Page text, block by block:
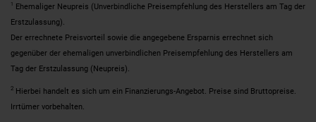
1 Ehemaliger Neupreis (Unverbindliche Preisempfehlung des Herstellers am Tag der
Erstzulassung).
Der errechnete Preisvorteil sowie die angegebene Ersparnis errechnet sich
gegenüber der ehemaligen unverbindlichen Preisempfehlung des Herstellers am
Tag der Erstzulassung (Neupreis).
2 Hierbei handelt es sich um ein Finanzierungs-Angebot. Preise sind Bruttopreise.
Irrtümer vorbehalten.